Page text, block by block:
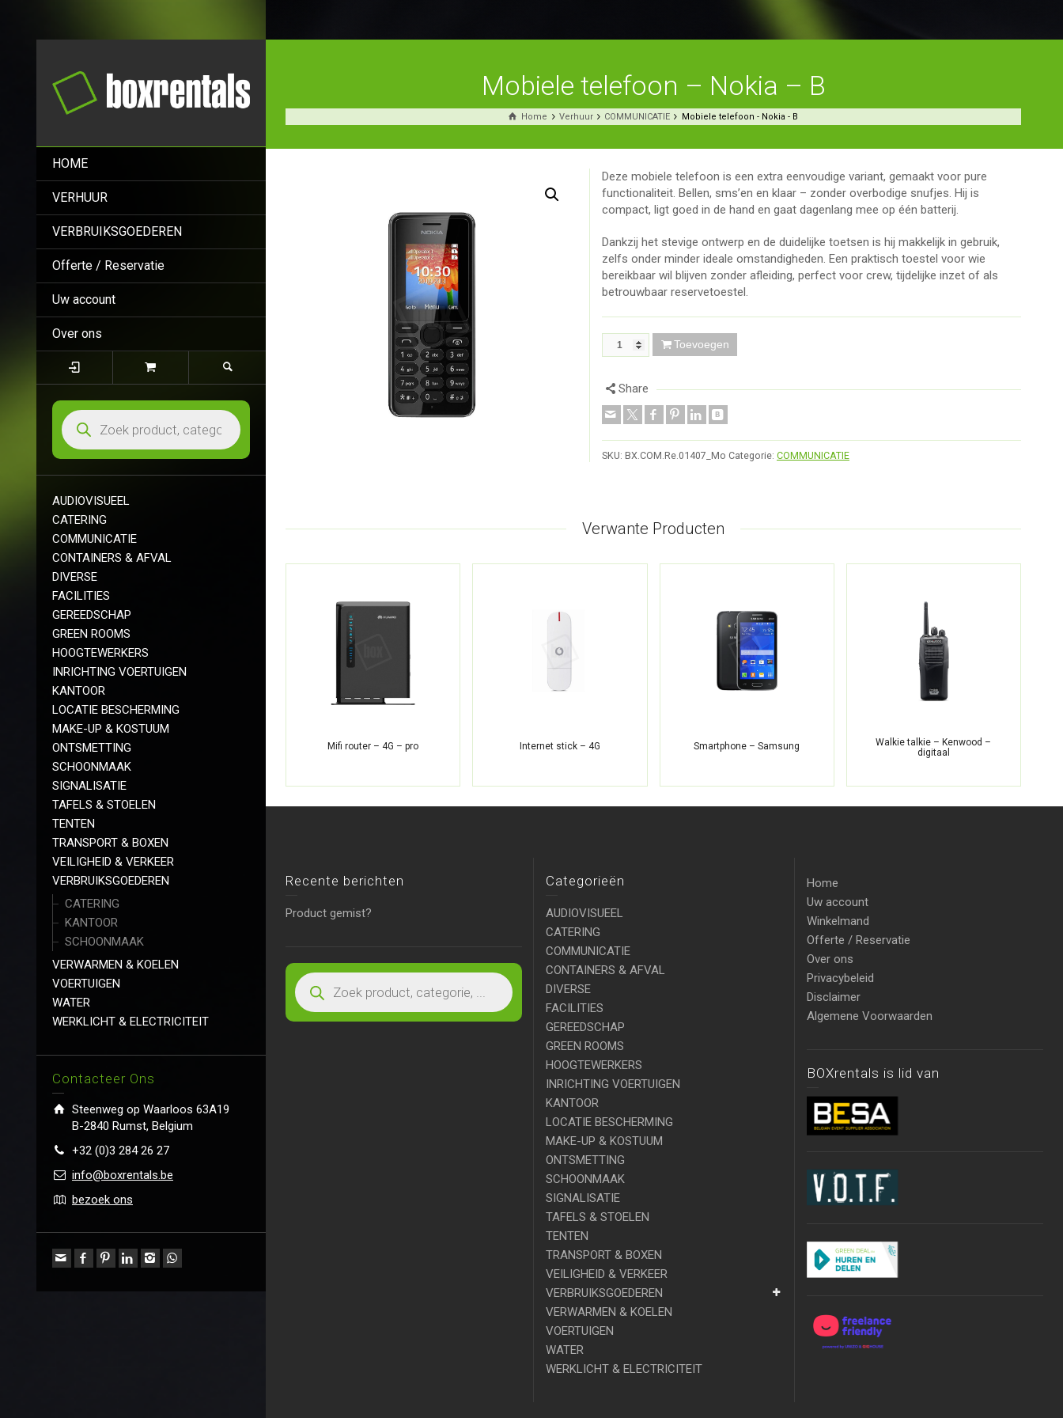
HOME
VERHUUR
VERBRUIKSGOEDEREN
Offerte / Reservatie
Uw account
Over ons
AUDIOVISUEEL
CATERING
COMMUNICATIE
CONTAINERS & AFVAL
DIVERSE
FACILITIES
GEREEDSCHAP
GREEN ROOMS
HOOGTEWERKERS
INRICHTING VOERTUIGEN
KANTOOR
LOCATIE BESCHERMING
MAKE-UP & KOSTUUM
ONTSMETTING
SCHOONMAAK
SIGNALISATIE
TAFELS & STOELEN
TENTEN
TRANSPORT & BOXEN
VEILIGHEID & VERKEER
VERBRUIKSGOEDEREN
CATERING
KANTOOR
SCHOONMAAK
VERWARMEN & KOELEN
VOERTUIGEN
WATER
WERKLICHT & ELECTRICITEIT
Contacteer Ons
Steenweg op Waarloos 63A19
B-2840 Rumst, Belgium
+32 (0)3 284 26 27
info@boxrentals.be
bezoek ons
Mobiele telefoon – Nokia – B
Home Verhuur COMMUNICATIE Mobiele telefoon - Nokia - B
Deze mobiele telefoon is een extra eenvoudige variant, gemaakt voor pure
functionaliteit. Bellen, sms’en en klaar – zonder overbodige snufjes. Hij is
compact, ligt goed in de hand en gaat dagenlang mee op één batterij.
Dankzij het stevige ontwerp en de duidelijke toetsen is hij makkelijk in gebruik,
zelfs onder minder ideale omstandigheden. Een praktisch toestel voor wie
bereikbaar wil blijven zonder afleiding, perfect voor crew, tijdelijke inzet of als
betrouwbaar reservetoestel.
Toevoegen
Share
SKU: BX.COM.Re.01407_Mo Categorie: COMMUNICATIE
Verwante Producten
Mifi router – 4G – pro Internet stick – 4G Smartphone – Samsung
Walkie talkie – Kenwood –
digitaal
Recente berichten
Product gemist?
Categorieën
AUDIOVISUEEL
CATERING
COMMUNICATIE
CONTAINERS & AFVAL
DIVERSE
FACILITIES
GEREEDSCHAP
GREEN ROOMS
HOOGTEWERKERS
INRICHTING VOERTUIGEN
KANTOOR
LOCATIE BESCHERMING
MAKE-UP & KOSTUUM
ONTSMETTING
SCHOONMAAK
SIGNALISATIE
TAFELS & STOELEN
TENTEN
TRANSPORT & BOXEN
VEILIGHEID & VERKEER
VERBRUIKSGOEDEREN
VERWARMEN & KOELEN
VOERTUIGEN
WATER
WERKLICHT & ELECTRICITEIT
Home
Uw account
Winkelmand
Offerte / Reservatie
Over ons
Privacybeleid
Disclaimer
Algemene Voorwaarden
BOXrentals is lid van